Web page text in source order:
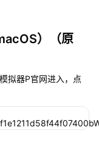
）（原
拟器P官网进入，点